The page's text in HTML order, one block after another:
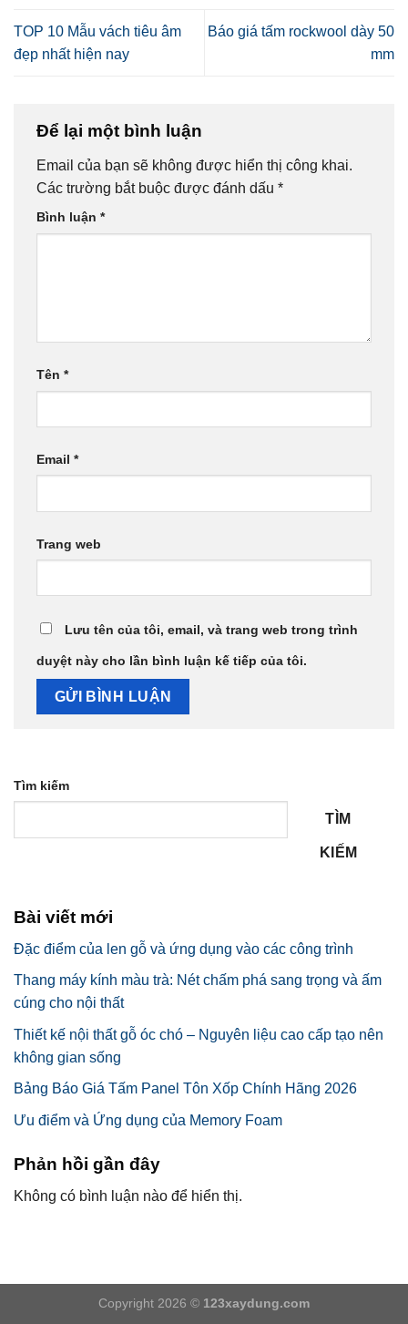
TOP 10 Mẫu vách tiêu âm
đẹp nhất hiện nay
Báo giá tấm rockwool dày 50
mm
Để lại một bình luận
Email của bạn sẽ không được hiển thị công khai.
Các trường bắt buộc được đánh dấu *
Bình luận *
Tên *
Email *
Trang web
Lưu tên của tôi, email, và trang web trong trình
duyệt này cho lần bình luận kế tiếp của tôi.
Tìm kiếm
TÌM
KIẾM
Bài viết mới
Đặc điểm của len gỗ và ứng dụng vào các công trình
Thang máy kính màu trà: Nét chấm phá sang trọng và ấm
cúng cho nội thất
Thiết kế nội thất gỗ óc chó – Nguyên liệu cao cấp tạo nên
không gian sống
Bảng Báo Giá Tấm Panel Tôn Xốp Chính Hãng 2026
Ưu điểm và Ứng dụng của Memory Foam
Phản hồi gần đây
Không có bình luận nào để hiển thị.
Copyright 2026 © 123xaydung.com